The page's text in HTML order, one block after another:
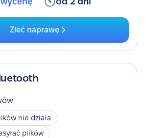
Zleć naprawę
nie działa
plików